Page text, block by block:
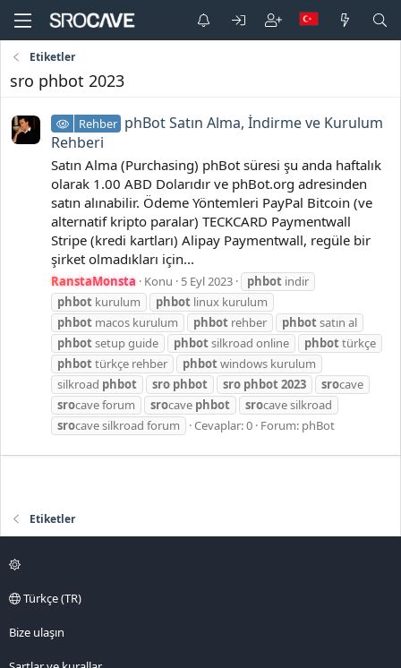
Etiketler
sro phbot 2023
Rehber phBot Satın Alma, İndirme ve Kurulum
Rehberi
Satın Alma (Purchasing) phBot süresi şu anda haftalık
olarak 1.00 ABD Dolarıdır ve phBot.org adresinden
satın alınabilir. Ödeme Yöntemleri PayPal Bitcoin (ve
alternatif kripto paralar) TECKCARD Paymentwall
Stripe (kredi kartları) Alipay Paymentwall, regüle bir
şirket olmadıkları için...
RanstaMonsta Konu 5 Eyl 2023 phbot indir
phbot kurulum phbot linux kurulum
phbot macos kurulum phbot rehber phbotsatın al
phbotsetup guide phbotsilkroad online phbottürkçe
phbottürkçe rehber phbotwindows kurulum
silkroad phbot sro phbot sro phbot2023 srocave
srocave forum srocave phbot srocave silkroad
srocave silkroad forum Cevaplar: 0 Forum: phBot
Etiketler
Türkçe (TR)
Bize ulaşın